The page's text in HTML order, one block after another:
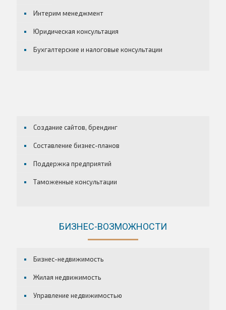
Интерим менеджмент
Юридическая консультация
Бухгалтерские и налоговые консультации
Создание сайтов, брендинг
Составление бизнес-планов
Поддержка предприятий
Таможенные консультации
БИЗНЕС-ВОЗМОЖНОСТИ
Бизнес-недвижимость
Жилая недвижимость
Управление недвижимостью